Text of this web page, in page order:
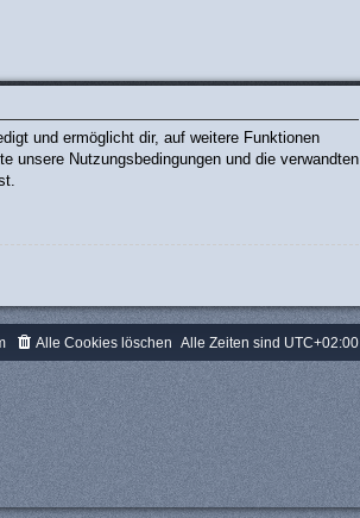
und ermöglicht dir, auf weitere Funktionen
unsere Nutzungsbedingungen und die verwandten
Alle Zeiten sind UTC+02:00
Alle Cookies löschen